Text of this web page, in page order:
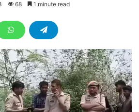
68 1 minute read